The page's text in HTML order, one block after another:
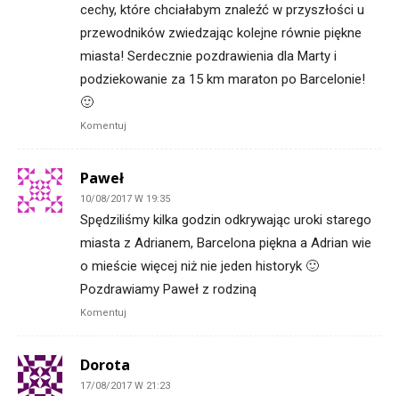
cechy, które chciałabym znaleźć w przyszłości u
przewodników zwiedzając kolejne równie piękne
miasta! Serdecznie pozdrawienia dla Marty i
podziekowanie za 15 km maraton po Barcelonie!
🙂
Komentuj
Paweł
10/08/2017 W 19:35
Spędziliśmy kilka godzin odkrywając uroki starego
miasta z Adrianem, Barcelona piękna a Adrian wie
o mieście więcej niż nie jeden historyk 🙂
Pozdrawiamy Paweł z rodziną
Komentuj
Dorota
17/08/2017 W 21:23